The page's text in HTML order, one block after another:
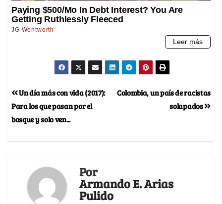
Colombia, un país de racistas
solapados
Un día más con vida (2017):
Para los que pasan por el
bosque y solo ven...
Por
Armando E. Arias
Pulido